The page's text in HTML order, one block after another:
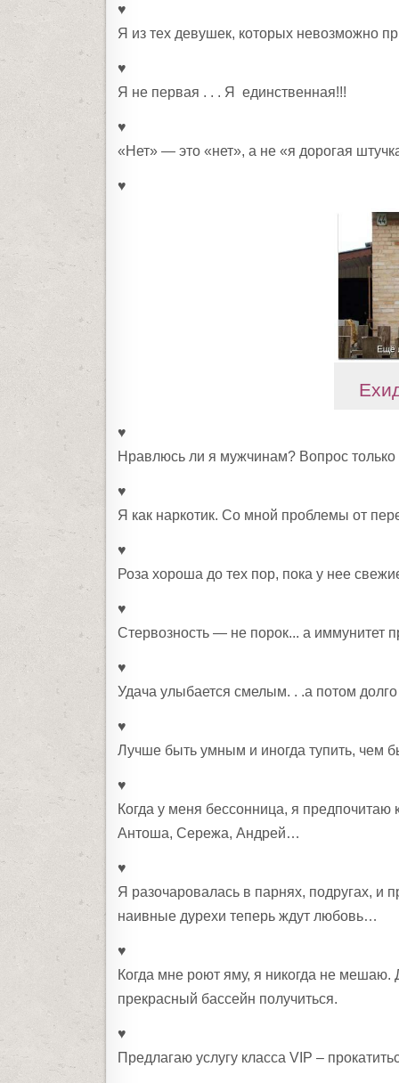
♥
Я из тех девушек, которых невозможно
♥
Я не первая . . . Я единственная!!!
♥
«Нет» — это «нет», а не «я дорогая
♥
♥
Нравлюсь ли я мужчинам? Вопрос
♥
Я как наркотик. Со мной проблемы от
♥
Роза хороша до тех пор, пока у нее
♥
Стервозность — не порок... а иммунитет
♥
Удача улыбается смелым. . .а потом
♥
Лучше быть умным и иногда тупить, чем
♥
Когда у меня бессонница, я
Антоша, Сережа, Андрей…
♥
Я разочаровалась в парнях, подругах, и
наивные дурехи теперь ждут любовь…
♥
Когда мне роют яму, я никогда не
прекрасный бассейн получиться.
♥
Предлагаю услугу класса VIP –